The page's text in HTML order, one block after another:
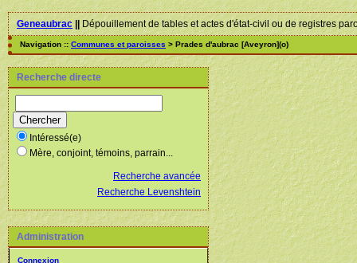
Geneaubrac||Dépouillement de tables et actes d'état-civil ou de registres
Navigation :: Communes et paroisses > Prades d'aubrac [Aveyron](o)
Recherche directe
Intéressé(e)
Mère, conjoint, témoins, parrain...
Recherche avancée
Recherche Levenshtein
Administration
Connexion